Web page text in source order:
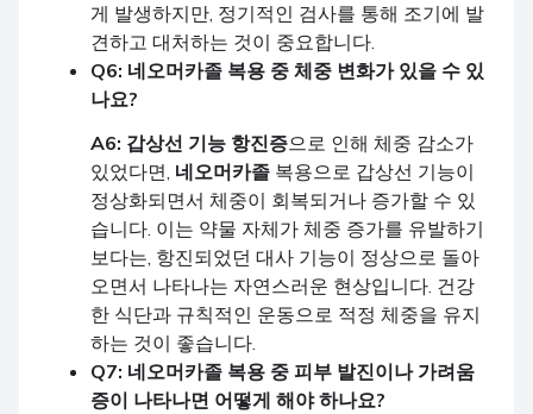
게 발생하지만, 정기적인 검사를 통해 조기에 발
견하고 대처하는 것이 중요합니다.
Q6: 네오머카졸 복용 중 체중 변화가 있을 수 있
나요?
A6: 갑상선 기능 항진증으로 인해 체중 감소가
있었다면, 네오머카졸 복용으로 갑상선 기능이
정상화되면서 체중이 회복되거나 증가할 수 있
습니다. 이는 약물 자체가 체중 증가를 유발하기
보다는, 항진되었던 대사 기능이 정상으로 돌아
오면서 나타나는 자연스러운 현상입니다. 건강
한 식단과 규칙적인 운동으로 적정 체중을 유지
하는 것이 좋습니다.
Q7: 네오머카졸 복용 중 피부 발진이나 가려움
증이 나타나면 어떻게 해야 하나요?